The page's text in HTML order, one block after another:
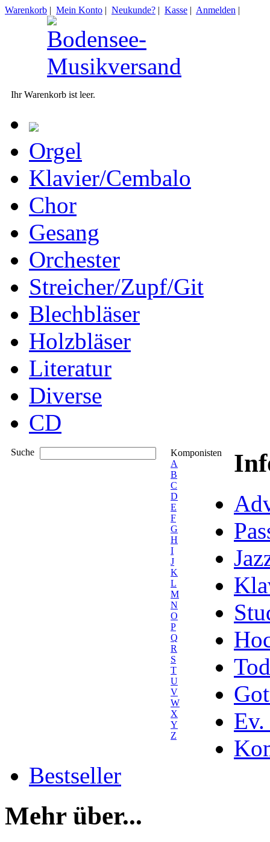
Warenkorb | Mein Konto | Neukunde? | Kasse | Anmelden |
Ihr Warenkorb ist leer.
Orgel
Klavier/Cembalo
Chor
Gesang
Orchester
Streicher/Zupf/Git
Blechbläser
Holzbläser
Literatur
Diverse
CD
Suche
Komponisten
A
B
C
D
E
F
G
H
I
J
K
L
M
N
O
P
Q
R
S
T
U
V
W
X
Y
Z
Ev.
Bestseller
Mehr über...